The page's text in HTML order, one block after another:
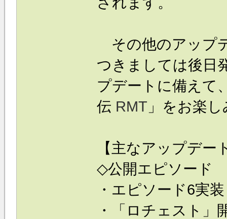
その他のアップ
つきましては後日
プデートに備えて
伝 RMT 」をお楽
【主なアップデー
◇公開エピソード
・エピソード6実装
・「ロチェスト」